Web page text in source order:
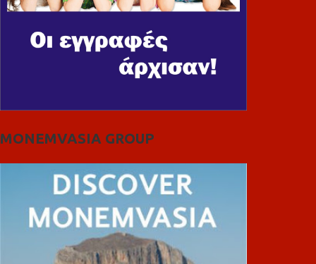
MONEMVASIA GROUP